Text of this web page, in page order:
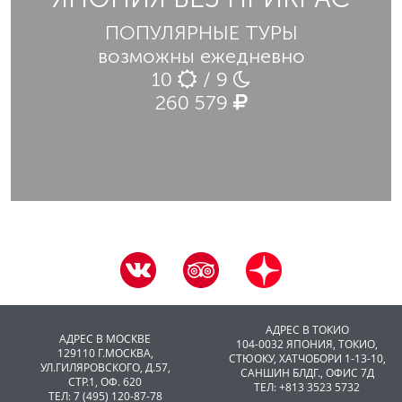
ПОПУЛЯРНЫЕ ТУРЫ
возможны ежедневно
10
/ 9
260 579
АДРЕС В МОСКВЕ
129110 Г.МОСКВА,
УЛ.ГИЛЯРОВСКОГО, Д.57,
СТР.1, ОФ. 620
ТЕЛ: 7 (495) 120-87-78
АДРЕС В ТОКИО
104-0032 ЯПОНИЯ, ТОКИО,
CТЮОКУ, ХАТЧОБОРИ 1-13-10,
САНШИН БЛДГ., ОФИС 7Д
ТЕЛ: +813 3523 5732